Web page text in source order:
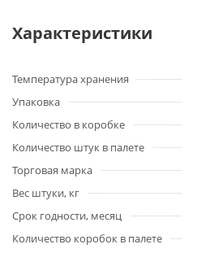
Характеристики
Температура хранения
Упаковка
Количество в коробке
Количество штук в палете
Торговая марка
Вес штуки, кг
Срок годности, месяц
Количество коробок в палете